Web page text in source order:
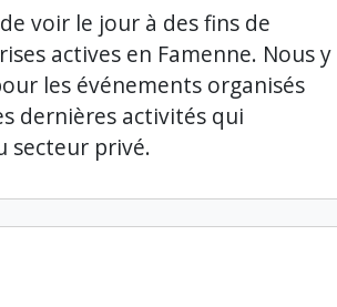
voir le jour à des fins de
actives en Famenne. Nous y
les événements organisés
dernières activités qui
secteur privé.